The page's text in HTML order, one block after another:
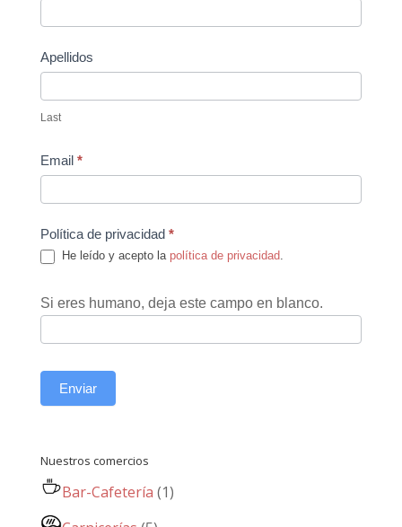
Apellidos
Last
Email *
Política de privacidad *
He leído y acepto la política de privacidad
Si eres humano, deja este campo en blanco.
Enviar
Nuestros comercios
Bar-Cafetería (1)